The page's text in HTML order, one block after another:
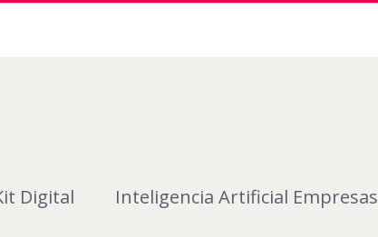
Digital Inteligencia Artificial Empresas